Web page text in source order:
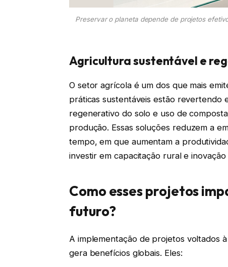
Preservar o planeta depende de projetos
Agricultura sustentável e
O setor agrícola é um dos que mais
práticas sustentáveis estão revertendo
regenerativo do solo e uso de
produção. Essas soluções reduzem a
tempo, em que aumentam a
investir em capacitação rural e
Como esses projetos
futuro?
A implementação de projetos voltados
gera benefícios globais. Eles: